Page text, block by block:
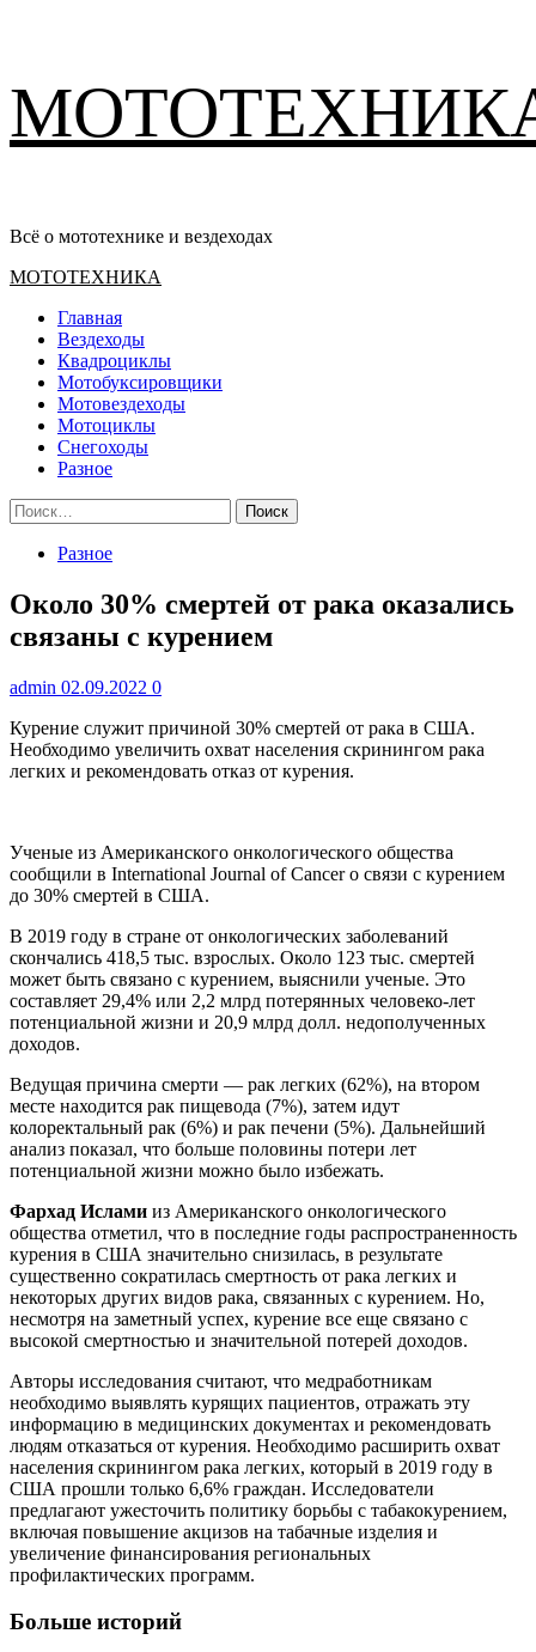
содержимому
Всё о мототехнике и вездеходах
Основное
МОТОТЕХНИКА
Главная
Вездеходы
Квадроциклы
Мотобуксировщики
Мотовездеходы
Мотоциклы
Снегоходы
Разное
Найти:
Разное
Около 30% смертей от рака оказались
связаны с курением
admin 02.09.2022 0
Курение служит причиной 30% смертей от рака в США.
Необходимо увеличить охват населения скринингом рака
легких и рекомендовать отказ от курения.
Ученые из Американского онкологического общества
сообщили в International Journal of Cancer о связи с курением
до 30% смертей в США.
В 2019 году в стране от онкологических заболеваний
скончались 418,5 тыс. взрослых. Около 123 тыс. смертей
может быть связано с курением, выяснили ученые. Это
составляет 29,4% или 2,2 млрд потерянных человеко-лет
потенциальной жизни и 20,9 млрд долл. недополученных
доходов.
Ведущая причина смерти — рак легких (62%), на втором
месте находится рак пищевода (7%), затем идут
колоректальный рак (6%) и рак печени (5%). Дальнейший
анализ показал, что больше половины потери лет
потенциальной жизни можно было избежать.
Фархад Ислами из Американского онкологического
общества отметил, что в последние годы распространенность
курения в США значительно снизилась, в результате
существенно сократилась смертность от рака легких и
некоторых других видов рака, связанных с курением. Но,
несмотря на заметный успех, курение все еще связано с
высокой смертностью и значительной потерей доходов.
Авторы исследования считают, что медработникам
необходимо выявлять курящих пациентов, отражать эту
информацию в медицинских документах и рекомендовать
людям отказаться от курения. Необходимо расширить охват
населения скринингом рака легких, который в 2019 году в
США прошли только 6,6% граждан. Исследователи
предлагают ужесточить политику борьбы с табакокурением,
включая повышение акцизов на табачные изделия и
увеличение финансирования региональных
профилактических программ.
Больше историй